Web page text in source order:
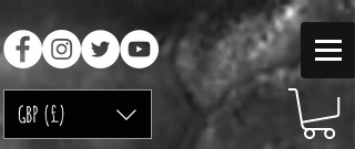
GBP (£)